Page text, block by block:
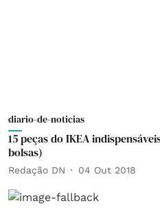
diario-de-noticias
15 peças do IKEA
bolsas)
Redação DN 04 Out 2018